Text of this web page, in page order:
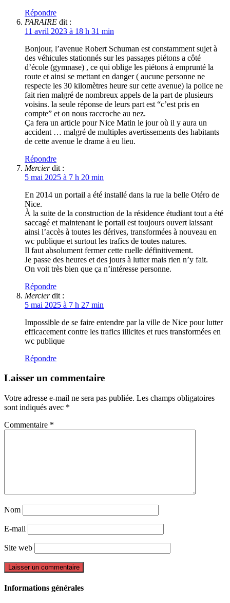
Répondre
PARAIRE dit :
11 avril 2023 à 18 h 31 min
Bonjour, l’avenue Robert Schuman est constamment sujet à
des véhicules stationnés sur les passages piétons a côté
d’école (gymnase) , ce qui oblige les piétons à emprunté la
route et ainsi se mettant en danger ( aucune personne ne
respecte les 30 kilomètres heure sur cette avenue) la police ne
fait rien malgré de nombreux appels de la part de plusieurs
voisins. la seule réponse de leurs part est “c’est pris en
compte” et on nous raccroche au nez.
Ça fera un article pour Nice Matin le jour où il y aura un
accident … malgré de multiples avertissements des habitants
de cette avenue le drame à eu lieu.
Répondre
Mercier dit :
5 mai 2025 à 7 h 20 min
En 2014 un portail a été installé dans la rue la belle Otéro de
Nice.
À la suite de la construction de la résidence étudiant tout a été
saccagé et maintenant le portail est toujours ouvert laissant
ainsi l’accès à toutes les dérives, transformées à nouveau en
wc publique et surtout les trafics de toutes natures.
Il faut absolument fermer cette ruelle définitivement.
Je passe des heures et des jours à lutter mais rien n’y fait.
On voit très bien que ça n’intéresse personne.
Répondre
Mercier dit :
5 mai 2025 à 7 h 27 min
Impossible de se faire entendre par la ville de Nice pour lutter
efficacement contre les trafics illicites et rues transformées en
wc publique
Répondre
Laisser un commentaire
Votre adresse e-mail ne sera pas publiée. Les champs obligatoires
sont indiqués avec *
Commentaire *
Nom
E-mail
Site web
Informations générales